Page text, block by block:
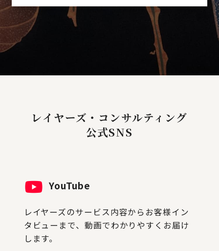
レイヤーズ・コンサルティング
公式SNS
YouTube
レイヤーズのサービス内容からお客様イン
タビューまで、動画でわかりやすくお届け
します。